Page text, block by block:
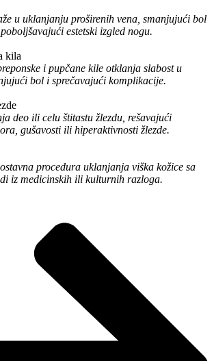
u uklanjanju proširenih vena, smanjujući bol
estetski izgled nogu.
kila
i pupčane kile otklanja slabost u
bol i sprečavajući komplikacije.
deo ili celu štitastu žlezdu, rešavajući
gušavosti ili hiperaktivnosti žlezde.
procedura uklanjanja viška kožice sa
iz medicinskih ili kulturnih razloga.